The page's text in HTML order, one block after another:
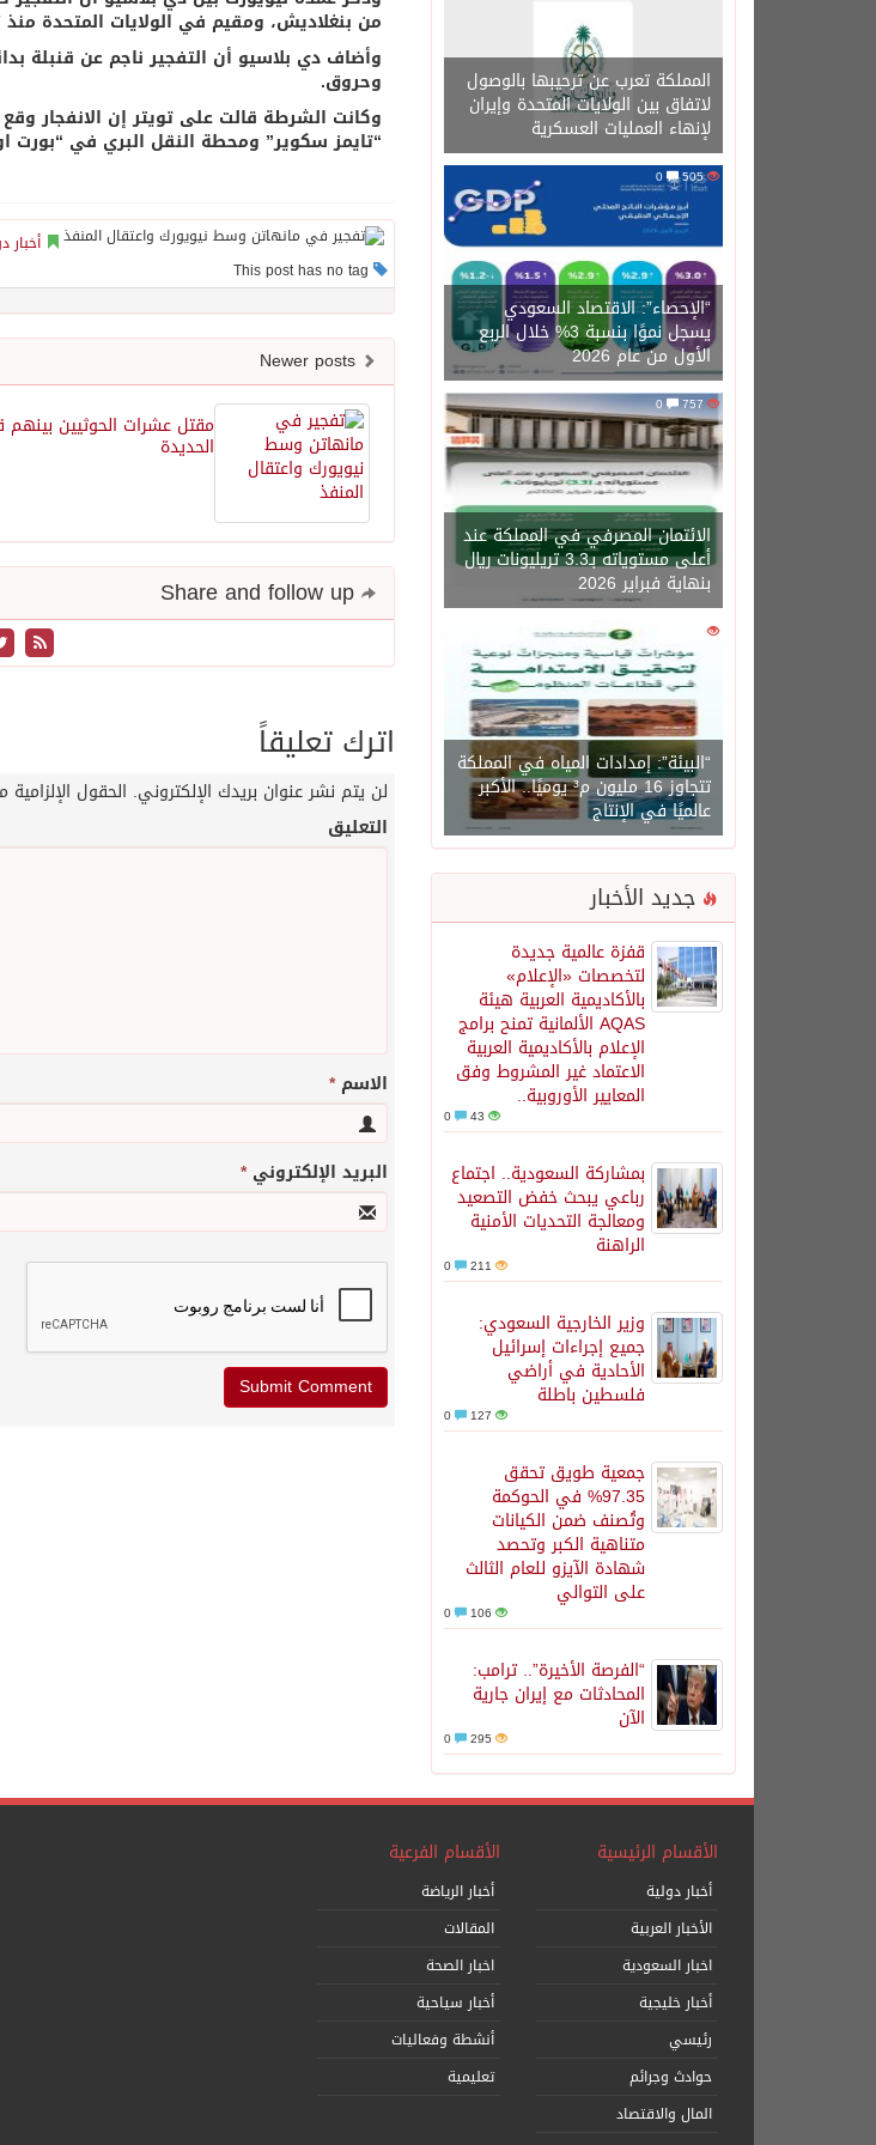
المملكة تعرب عن ترحيبها بالوصول
لاتفاق بين الولايات المتحدة وإيران
لإنهاء العمليات العسكرية
505
“الإحصاء”: الاقتصاد السعودي
يسجل نموًا بنسبة 3% خلال الربع
الأول من عام 2026
757
0
الائتمان المصرفي في المملكة عند
أعلى مستوياته بـ3.3 تريليونات ريال
بنهاية فبراير 2026
1450
“البيئة”: إمدادات المياه في المملكة
تتجاوز 16 مليون م³ يوميًا.. الأكبر
عالميًا في الإنتاج
جديد الأخبار
قفزة عالمية جديدة
لتخصصات «الإعلام»
بالأكاديمية العربية هيئة
AQAS الألمانية تمنح برامج
الإعلام بالأكاديمية العربية
الاعتماد غير المشروط وفق
المعايير الأوروبية..
43
بمشاركة السعودية.. اجتماع
رباعي يبحث خفض التصعيد
ومعالجة التحديات الأمنية
الراهنة
211
وزير الخارجية السعودي:
جميع إجراءات إسرائيل
الأحادية في أراضي
فلسطين باطلة
127
جمعية طويق تحقق
97.35% في الحوكمة
وتُصنف ضمن الكيانات
متناهية الكبر وتحصد
شهادة الآيزو للعام الثالث
على التوالي
106
“الفرصة الأخيرة”.. ترامب:
المحادثات مع إيران جارية
الآن
295
من بنغلاديش، ومقيم في الولايات المتحدة منذ 7 سنوات، مؤكدا إلقاء القبض عليه.
وحروق.
وكانت الشرطة قالت على تويتر إن الانفجار
“تايمز سكوير” ومحطة النقل البري في “بورت اوثوريتي” غير
أخبار
مقتل عشرات الحوثيين
الحديدة
اترك تعليقاً
لن يتم نشر عنوان بريدك الإلكتروني. الحقول الإلزامية
التعليق
الاسم*
البريد الإلكتروني*
الأقسام الرئيسية
أخبار دولية
الأخبار العربية
اخبار السعودية
أخبار خليجية
رئيسي
حوادث وجرائم
المال والاقتصاد
الأقسام الفرعية
أخبار الرياضة
المقالات
اخبار الصحة
أخبار سياحية
أنشطة وفعاليات
تعليمية